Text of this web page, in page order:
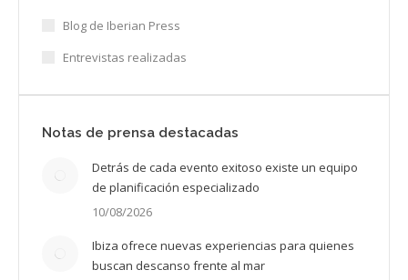
Blog de Iberian Press
Entrevistas realizadas
Notas de prensa destacadas
Detrás de cada evento exitoso existe un equipo
de planificación especializado
10/08/2026
Ibiza ofrece nuevas experiencias para quienes
buscan descanso frente al mar